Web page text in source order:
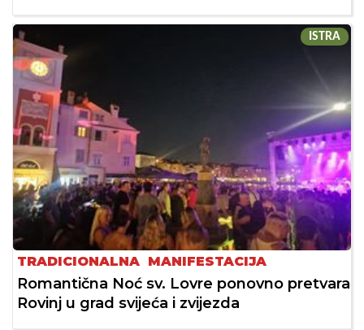
ISTRA
TRADICIONALNA MANIFESTACIJA
Romantična Noć sv. Lovre ponovno pretvara
Rovinj u grad svijeća i zvijezda